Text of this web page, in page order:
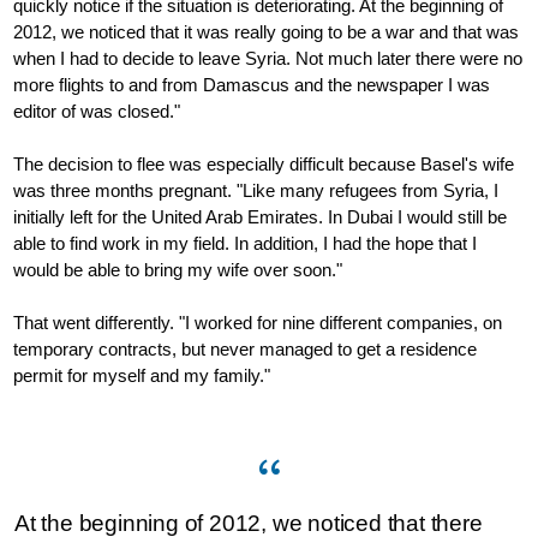
quickly notice if the situation is deteriorating. At the beginning of
2012, we noticed that it was really going to be a war and that was
when I had to decide to leave Syria. Not much later there were no
more flights to and from Damascus and the newspaper I was
editor of was closed."
The decision to flee was especially difficult because Basel's wife
was three months pregnant. "Like many refugees from Syria, I
initially left for the United Arab Emirates. In Dubai I would still be
able to find work in my field. In addition, I had the hope that I
would be able to bring my wife over soon."
That went differently. "I worked for nine different companies, on
temporary contracts, but never managed to get a residence
permit for myself and my family."
At the beginning of 2012, we noticed that there